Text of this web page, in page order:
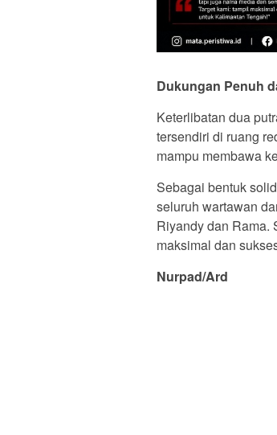
Dukungan Penuh
Keterlibatan dua
tersendiri di ruang
mampu membawa
Sebagai bentuk
seluruh wartawan
Riyandy dan Rama.
maksimal dan
Nurpad/Ard